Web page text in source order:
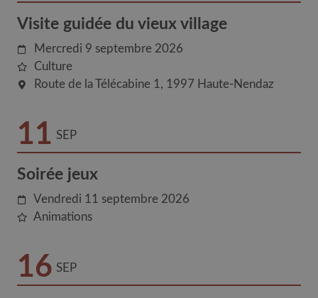
Visite guidée du vieux village
Mercredi 9 septembre 2026
Culture
Route de la Télécabine 1
1997 Haute-Nendaz
11 SEP
Soirée jeux
Vendredi 11 septembre 2026
Animations
16 SEP